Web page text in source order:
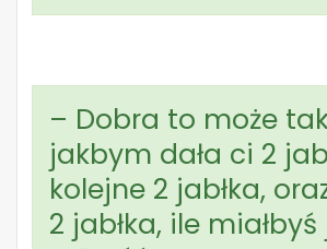
– Dobra to może
jakbym dała ci 2
kolejne 2 jabłka,
2 jabłka, ile miałbyś